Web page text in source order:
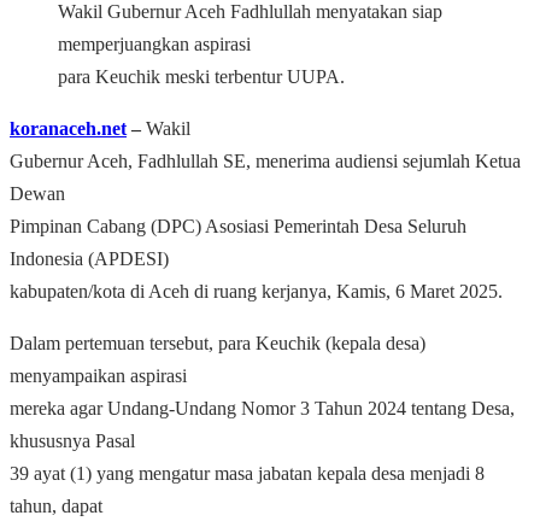
Wakil Gubernur Aceh Fadhlullah menyatakan siap
memperjuangkan aspirasi
para Keuchik meski terbentur UUPA.
koranaceh.net – Wakil
Gubernur Aceh, Fadhlullah SE, menerima audiensi sejumlah Ketua
Dewan
Pimpinan Cabang (DPC) Asosiasi Pemerintah Desa Seluruh
Indonesia (APDESI)
kabupaten/kota di Aceh di ruang kerjanya, Kamis, 6 Maret 2025.
Dalam pertemuan tersebut, para Keuchik (kepala desa)
menyampaikan aspirasi
mereka agar Undang-Undang Nomor 3 Tahun 2024 tentang Desa,
khususnya Pasal
39 ayat (1) yang mengatur masa jabatan kepala desa menjadi 8
tahun, dapat